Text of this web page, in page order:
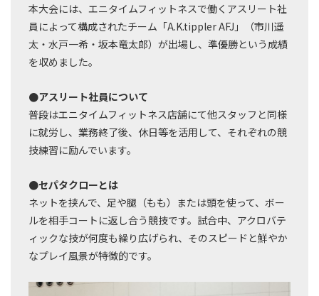
本大会には、エニタイムフィットネスで働くアスリート社
員によって構成されたチーム「A.K.tippler AFJ」（市川遥
太・水戸一希・坂本竜太郎）が出場し、準優勝という成績
を収めました。
●アスリート社員について
普段はエニタイムフィットネス店舗にて他スタッフと同様
に就労し、業務終了後、休日等を活用して、それぞれの競
技練習に励んでいます。
●セパタクローとは
ネットを挟んで、足や腿（もも）または頭を使って、ボー
ルを相手コートに返し合う競技です。試合中、アクロバテ
ィックな技が何度も繰り広げられ、そのスピードと鮮やか
なプレイ風景が特徴的です。